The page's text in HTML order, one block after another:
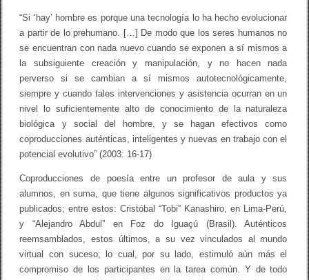
“Si ‘hay’ hombre es porque una tecnología lo ha hecho evolucionar
a partir de lo prehumano. […] De modo que los seres humanos no
se encuentran con nada nuevo cuando se exponen a sí mismos a
la subsiguiente creación y manipulación, y no hacen nada
perverso si se cambian a sí mismos autotecnológicamente,
siempre y cuando tales intervenciones y asistencia ocurran en un
nivel lo suficientemente alto de conocimiento de la naturaleza
biológica y social del hombre, y se hagan efectivos como
coproducciones auténticas, inteligentes y nuevas en trabajo con el
potencial evolutivo” (2003: 16-17)
Coproducciones de poesía entre un profesor de aula y sus
alumnos, en suma, que tiene algunos significativos productos ya
publicados; entre estos: Cristóbal “Tobi” Kanashiro, en Lima-Perú,
y “Alejandro Abdul” en Foz do Iguaçú (Brasil). Auténticos
reemsamblados, estos últimos, a su vez vinculados al mundo
virtual con suceso; lo cual, por su lado, estimuló aún más el
compromiso de los participantes en la tarea común. Y de todo